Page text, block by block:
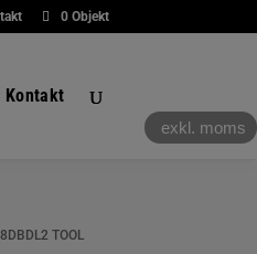
exkl. moms
0 Objekt
Kontakt
TOOL